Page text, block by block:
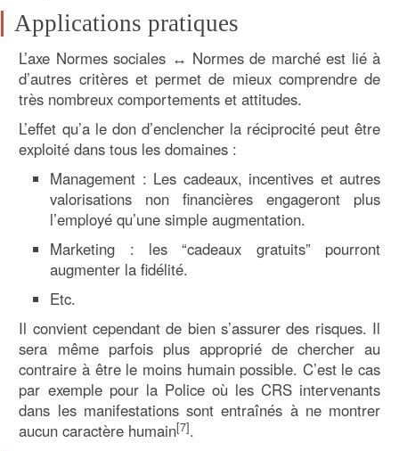
Applications pratiques
L’axe Normes sociales ↔ Normes de marché est lié à
d’autres critères et permet de mieux comprendre de
très nombreux comportements et attitudes.
L’effet qu’a le don d’enclencher la réciprocité peut être
exploité dans tous les domaines :
Management : Les cadeaux, incentives et autres
valorisations non financières engageront plus
l’employé qu’une simple augmentation.
Marketing : les “cadeaux gratuits” pourront
augmenter la fidélité.
Etc.
Il convient cependant de bien s’assurer des risques. Il
sera même parfois plus approprié de chercher au
contraire à être le moins humain possible. C’est le cas
par exemple pour la Police où les CRS intervenants
dans les manifestations sont entraînés à ne montrer
aucun caractère humain[7].